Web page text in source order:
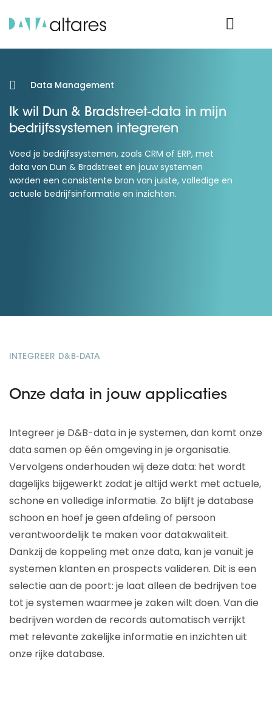
Data Management
Ik wil Dun & Bradstreet-data in mijn
bedrijfssystemen integreren
Voed je bedrijfssystemen, zoals CRM of ERP, met
data van Dun & Bradstreet en jouw systemen
worden een consistente bron van juiste, volledige en
actuele bedrijfsinformatie en inzichten.
INTEGREER D&B-DATA
Onze data in jouw applicaties
Integreer je D&B-data in je systemen, dan komt onze
data samen op één omgeving in je organisatie.
Vervolgens onderhouden wij deze data: het wordt
dagelijks bijgewerkt zodat je altijd werkt met actuele,
schone en volledige informatie. Zo blijft je database
schoon en hoef je geen afdeling of persoon
verantwoordelijk te maken voor datakwaliteit.
Dankzij de koppeling met onze data, kan je vanuit je
systemen klanten en prospects valideren. Dit is een
selectie aan de poort: je laat alleen de bedrijven toe
tot je systemen waarmee je zaken wilt doen. Van die
bedrijven worden de records automatisch verrijkt
met relevante zakelijke informatie en inzichten uit
onze rijke database.